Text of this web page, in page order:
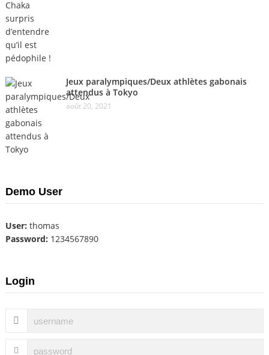
Jeux paralympiques/Deux athlètes gabonais
attendus à Tokyo
août 20, 2021
Demo User
User: thomas
Password: 1234567890
Login